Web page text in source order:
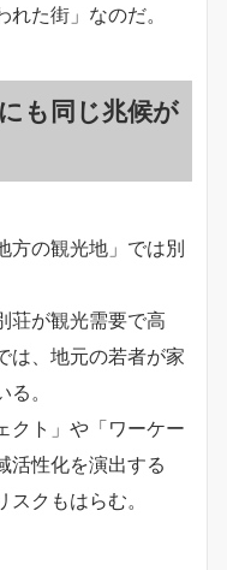
た街」なのだ。
も同じ兆候が
方の観光地」では別
荘が観光需要で高
は、地元の若者が家
。
クト」や「ワーケー
活性化を演出する
クもはらむ。